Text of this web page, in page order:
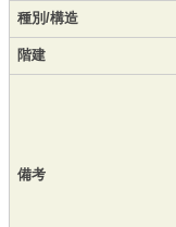
種別/構造
階建
備考